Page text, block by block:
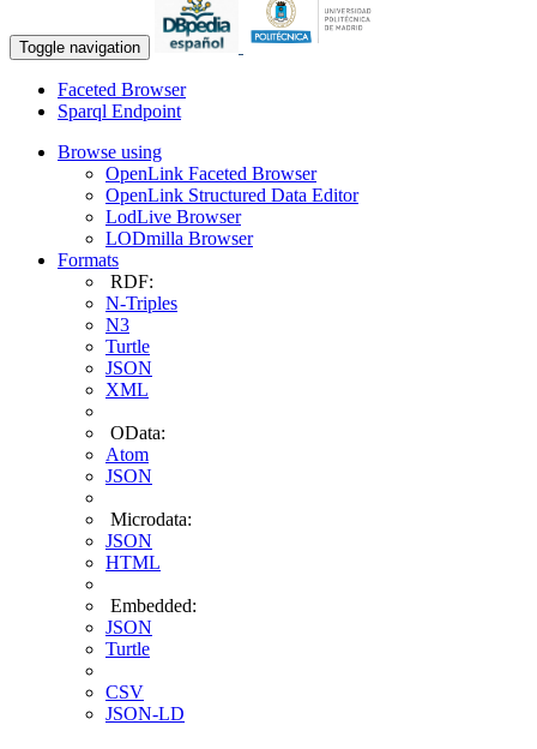
Toggle navigation
Faceted Browser
Sparql Endpoint
Browse using
OpenLink Faceted Browser
OpenLink Structured Data Editor
LodLive Browser
LODmilla Browser
Formats
RDF:
N-Triples
N3
Turtle
JSON
XML
OData:
Atom
JSON
Microdata:
JSON
HTML
Embedded:
JSON
Turtle
CSV
JSON-LD